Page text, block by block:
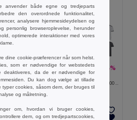
-20% 139,83 kr 208,28 kr -33%
Velilla 36148
Tofarvet piqué poloshirt i stretch (200 g/m²) med korte ærmer, i polyester (96 %) og elastan (4 %)
anvender både egne og tredjeparts
den overordnede funktionalitet,
analysere hjemmesideydelsen og
personlig browseroplevelse, herunder
optimerede interaktioner med vores
dine cookie-præferencer når som helst.
som er nødvendige for webstedets
deaktiveres, da de er nødvendige for
Du kan dog vælge at tillade
typer cookies, såsom dem, der bruges til
og målretning.
om, hvordan vi bruger cookies,
dem, og om tredjepartscookies,